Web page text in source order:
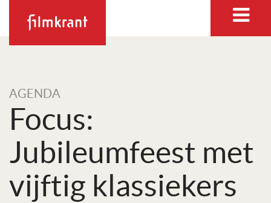
AGENDA
Focus:
Jubileumfeest met
vijftig klassiekers